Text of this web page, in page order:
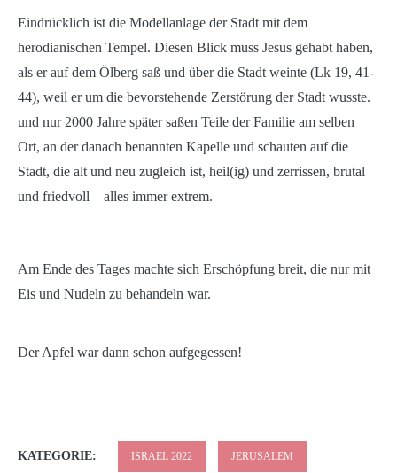
Eindrücklich ist die Modellanlage der Stadt mit dem
herodianischen Tempel. Diesen Blick muss Jesus gehabt haben,
als er auf dem Ölberg saß und über die Stadt weinte (Lk 19, 41-
44), weil er um die bevorstehende Zerstörung der Stadt wusste.
und nur 2000 Jahre später saßen Teile der Familie am selben
Ort, an der danach benannten Kapelle und schauten auf die
Stadt, die alt und neu zugleich ist, heil(ig) und zerrissen, brutal
und friedvoll – alles immer extrem.
Am Ende des Tages machte sich Erschöpfung breit, die nur mit
Eis und Nudeln zu behandeln war.
Der Apfel war dann schon aufgegessen!
KATEGORIE: ISRAEL 2022 JERUSALEM